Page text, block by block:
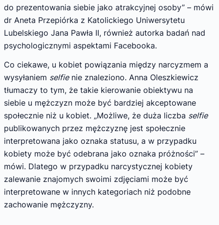
do prezentowania siebie jako atrakcyjnej osoby” – mówi
dr Aneta Przepiórka z Katolickiego Uniwersytetu
Lubelskiego Jana Pawła II, również autorka badań nad
psychologicznymi aspektami Facebooka.
Co ciekawe, u kobiet powiązania między narcyzmem a
wysyłaniem selfienie znaleziono. Anna Oleszkiewicz
tłumaczy to tym, że takie kierowanie obiektywu na
siebie u mężczyzn może być bardziej akceptowane
społecznie niż u kobiet. „Możliwe, że duża liczba selfie
publikowanych przez mężczyznę jest społecznie
interpretowana jako oznaka statusu, a w przypadku
kobiety może być odebrana jako oznaka próżności” –
mówi. Dlatego w przypadku narcystycznej kobiety
zalewanie znajomych swoimi zdjęciami może być
interpretowane w innych kategoriach niż podobne
zachowanie mężczyzny.